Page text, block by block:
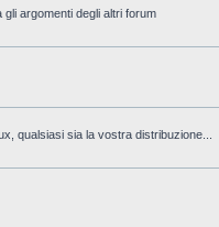
argomenti degli altri forum
qualsiasi sia la vostra distribuzione...